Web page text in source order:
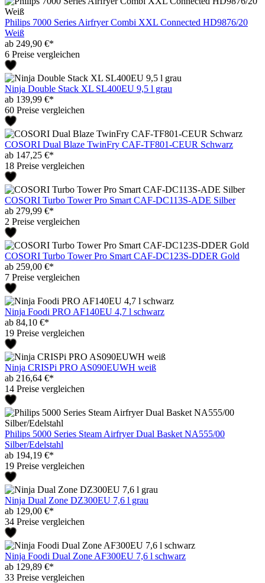
Philips 7000 Series Airfryer Combi XXL Connected HD9876/20
Weiß
ab 249,90 €*
6 Preise vergleichen
Ninja Double Stack XL SL400EU 9,5 l grau
ab 139,99 €*
60 Preise vergleichen
COSORI Dual Blaze TwinFry CAF-TF801-CEUR Schwarz
ab 147,25 €*
18 Preise vergleichen
COSORI Turbo Tower Pro Smart CAF-DC113S-ADE Silber
ab 279,99 €*
2 Preise vergleichen
COSORI Turbo Tower Pro Smart CAF-DC123S-DDER Gold
ab 259,00 €*
7 Preise vergleichen
Ninja Foodi PRO AF140EU 4,7 l schwarz
ab 84,10 €*
19 Preise vergleichen
Ninja CRISPi PRO AS090EUWH weiß
ab 216,64 €*
14 Preise vergleichen
Philips 5000 Series Steam Airfryer Dual Basket NA555/00
Silber/Edelstahl
ab 194,19 €*
19 Preise vergleichen
Ninja Dual Zone DZ300EU 7,6 l grau
ab 129,00 €*
34 Preise vergleichen
Ninja Foodi Dual Zone AF300EU 7,6 l schwarz
ab 129,89 €*
33 Preise vergleichen